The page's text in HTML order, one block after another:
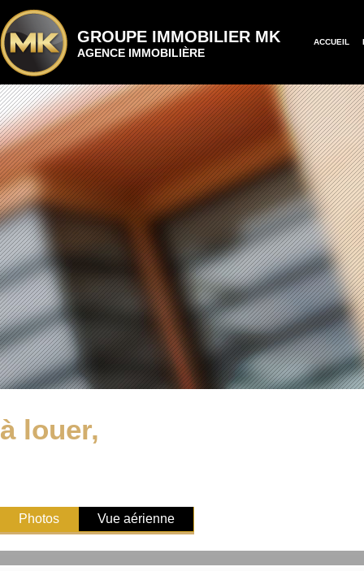
GROUPE IMMOBILIER MK
AGENCE IMMOBILIÈRE
ACCUEIL
à louer,
Photos Vue aérienne